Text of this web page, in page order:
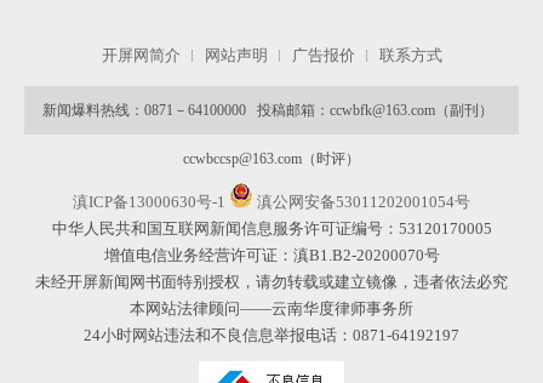
开屏网简介 网站声明 广告报价 联系方式
新闻爆料热线：0871－64100000 投稿邮箱：ccwbfk@163.com（副刊）
ccwbccsp@163.com（时评）
滇ICP备13000630号-1
滇公网安备53011202001054号
中华人民共和国互联网新闻信息服务许可证编号：53120170005
增值电信业务经营许可证：滇B1.B2-20200070号
未经开屏新闻网书面特别授权，请勿转载或建立镜像，违者依法必究
本网站法律顾问——云南华度律师事务所
24小时网站违法和不良信息举报电话：0871-64192197